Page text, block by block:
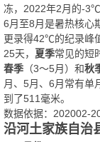
冻，2022年2月的-3℃
6月至8月是暑热核心
更录得42℃的纪录峰
25天， 夏季常见的短
春季 （3～5月）和秋
月、5月、6月常有单
到了511毫米。
数据依据：202002-
沿河土家族自治